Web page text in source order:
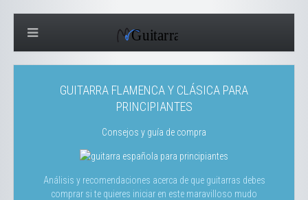
GUITARRA FLAMENCA Y CLÁSICA PARA
PRINCIPIANTES
Consejos y guía de compra
Análisis y recomendaciones acerca de que guitarras debes
comprar si te quieres iniciar en este maravilloso mudo